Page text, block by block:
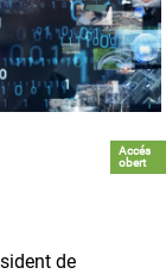
Accés
obert
de